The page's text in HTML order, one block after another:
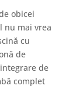
obicei
nu mai vrea
cu
de
de
complet